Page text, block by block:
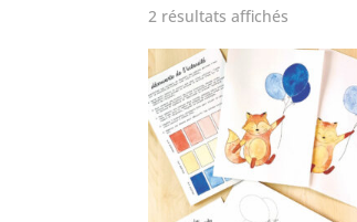
2 résultats affichés